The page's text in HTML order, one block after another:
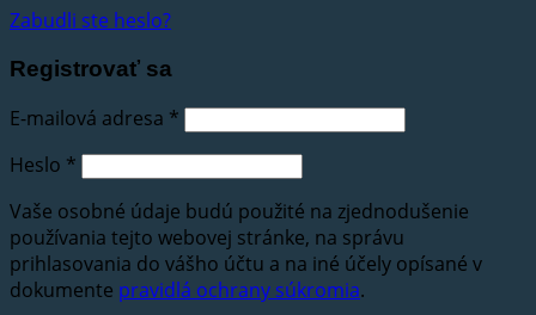
Zabudli ste heslo?
Registrovať sa
E-mailová adresa *
Heslo *
Vaše osobné údaje budú použité na zjednodušenie
používania tejto webovej stránke, na správu
prihlasovania do vášho účtu a na iné účely opísané v
dokumente pravidlá ochrany súkromia.